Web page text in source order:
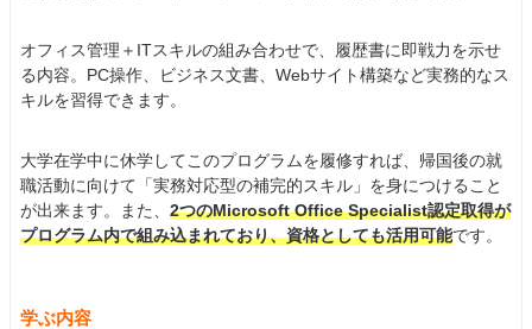
オフィス管理＋ITスキルの組み合わせで、履歴書に即戦力を示せ
る内容。PC操作、ビジネス文書、Webサイト構築など実務的なス
キルを習得できます。
大学在学中に休学してこのプログラムを履修すれば、帰国後の就
職活動に向けて「実務対応型の補完的スキル」を身につけること
が出来ます。また、 2つのMicrosoft Office Specialist認定取得が
プログラム内で組み込まれており、資格としても活用可能です。
学ぶ内容